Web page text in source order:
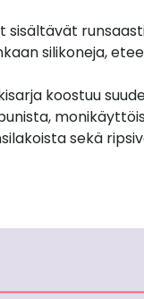
silikoneja,
koostuu
sekä